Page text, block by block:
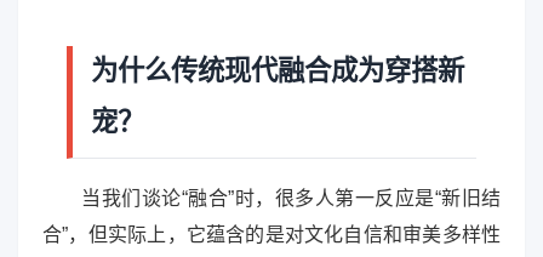
为什么传统现代融合成为穿搭新
宠？
当我们谈论“融合”时，很多人第一反应是“新旧结
合”，但实际上，它蕴含的是对文化自信和审美多样性